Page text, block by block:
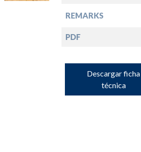
REMARKS
PDF
Descargar ficha
técnica